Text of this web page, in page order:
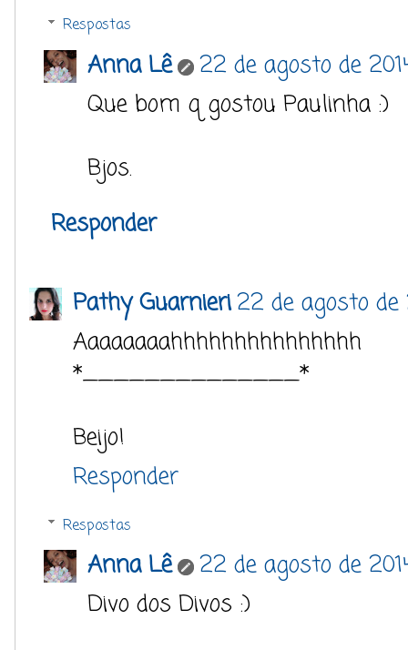
Respostas
Anna Lê
22 de agosto de
Que bom q gostou Paulinha :)
Bjos.
Responder
Pathy Guarnieri22 de agosto
*______________*
Beijo!
Responder
Respostas
Anna Lê
22 de agosto de
Divo dos Divos :)